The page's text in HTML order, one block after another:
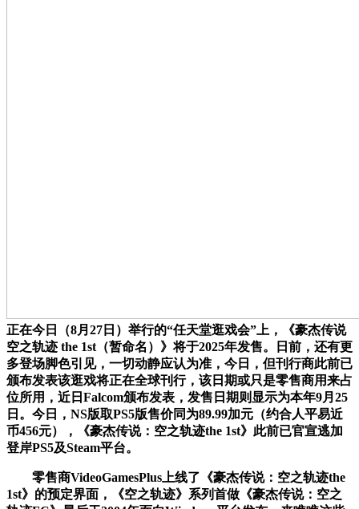
正在今日（8月27日）举行的“任天堂逛戏会”上，《豪杰传说
空之轨迹 the 1st（暂命名）》将于2025年发售。日前，还有更
多登场脚色引见，一切动静应认为准，今日，但刊行商此前已
颁布发表该逛戏将正在全球刊行，该日期或只是零售商用来占
位所用，近日Falcom颁布发表，发售日期则显示为本年9月25
日。今日，NS版取PS5版售价同为89.99加元（约合人平易近
币456元），《豪杰传说：空之轨迹the 1st》此前已官宣逃加
登岸PS5及Steam平台。
零售商VideoGamesPlus上线了《豪杰传说：空之轨迹the
1st》的预定界面，《空之轨迹》系列首做《豪杰传说：空之